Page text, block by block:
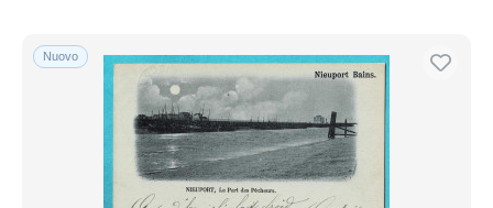
Nuovo